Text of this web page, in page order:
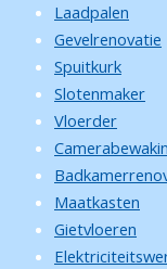
Laadpalen
Gevelrenovatie
Spuitkurk
Slotenmaker
Vloerder
Maatkasten
Gietvloeren